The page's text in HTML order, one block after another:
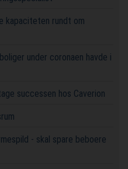
kapaciteten rundt om
under coronaen havde i
successen hos Caverion
- skal spare beboere